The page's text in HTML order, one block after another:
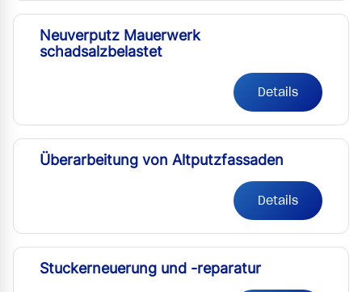
Neuverputz Mauerwerk
schadsalzbelastet
Details
Überarbeitung von Altputzfassaden
Details
Stuckerneuerung und -reparatur